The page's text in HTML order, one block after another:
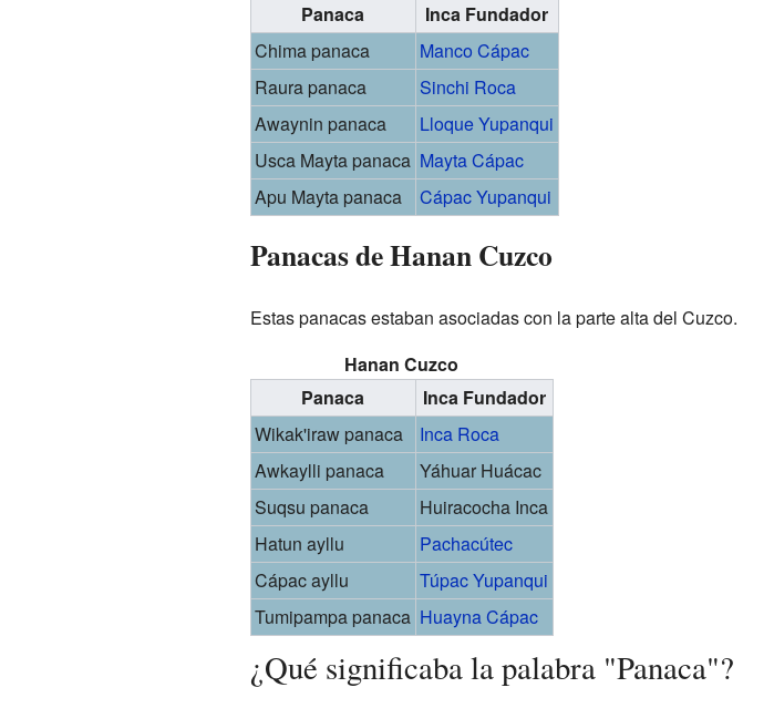
Panaca
Inca Fundador
Chima panaca
Manco Cápac
Raura panaca
Sinchi Roca
Awaynin panaca
Lloque Yupanqui
Usca Mayta panaca Mayta Cápac
Apu Mayta panaca
Cápac Yupanqui
Panacas de Hanan Cuzco
Estas panacas estaban asociadas con la parte alta del Cuzco.
Hanan Cuzco
Panaca
Inca Fundador
Wikak'iraw panaca
Inca Roca
Awkaylli panaca
Yáhuar Huácac
Suqsu panaca
Huiracocha Inca
Hatun ayllu
Pachacútec
Cápac ayllu
Túpac Yupanqui
Tumipampa panaca Huayna Cápac
¿Qué significaba la palabra "Panaca"?